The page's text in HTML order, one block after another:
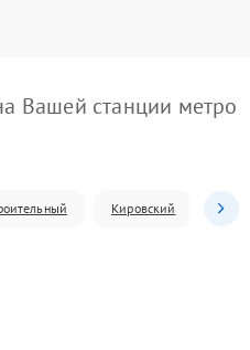
Вашей станции метро
Кировский